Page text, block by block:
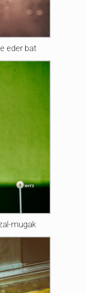
eder bat
mugak